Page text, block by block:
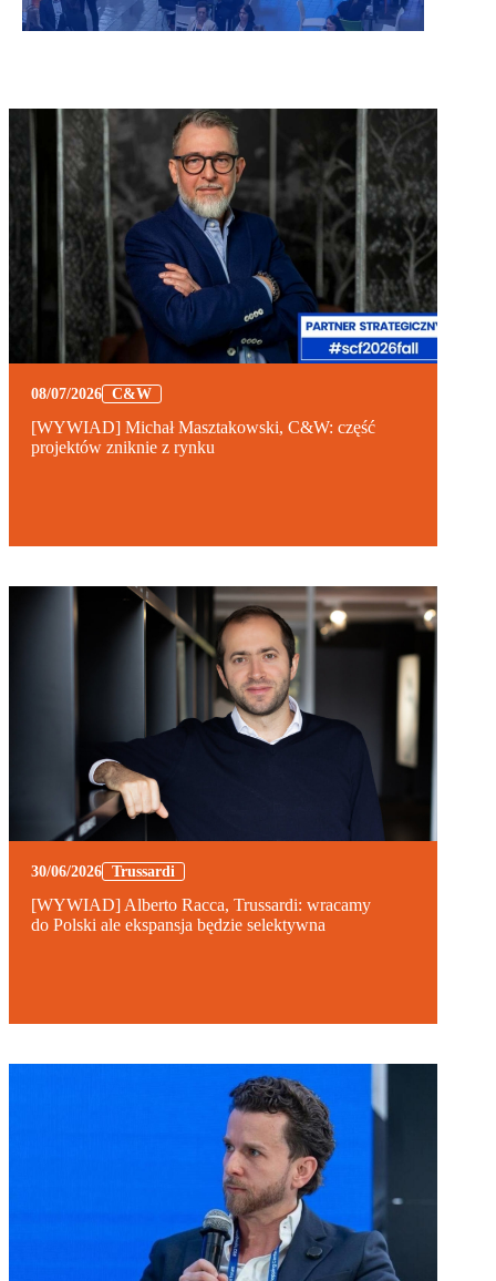
08/07/2026 C&W
[WYWIAD] Michał Masztakowski, C&W: część
projektów zniknie z rynku
30/06/2026 Trussardi
[WYWIAD] Alberto Racca, Trussardi: wracamy
do Polski ale ekspansja będzie selektywna